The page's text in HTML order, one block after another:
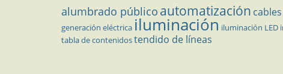
alumbrado público automatización cables
generación eléctrica iluminación iluminación LED
tabla de contenidostendido de líneas